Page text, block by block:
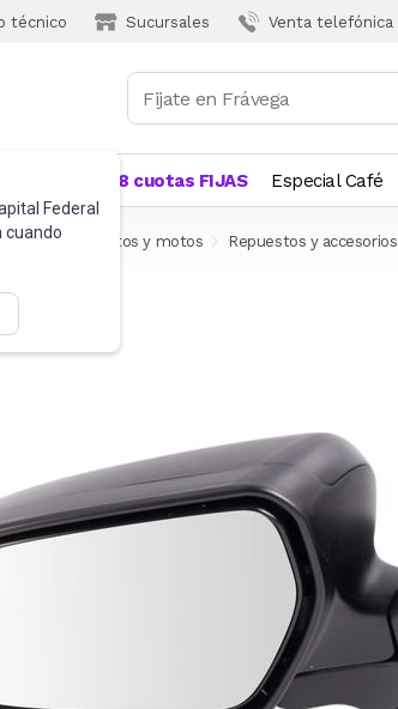
técnico Sucursales Venta telefónica
Federal
cuando
18 cuotas FIJAS Especial Café
para autos y motos Repuestos y accesorios